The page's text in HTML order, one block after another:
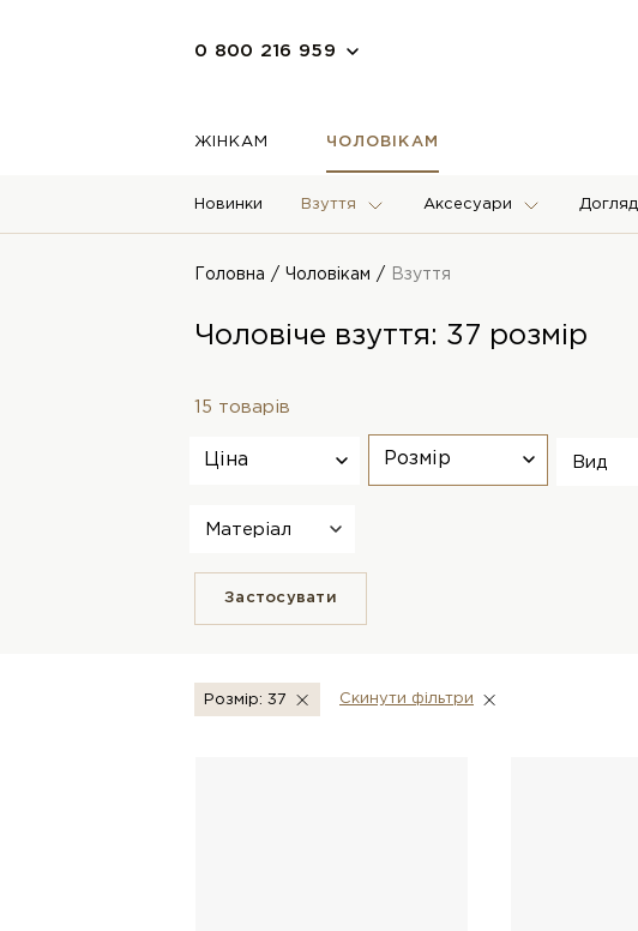
0 800 216 959
ЖІНКАМ ЧОЛОВІКАМ
Новинки Взуття Аксесуари Догляд
Головна Чоловікам Взуття
Чоловіче взуття: 37 розмір
15 товарів
Ціна Розмір Вид
Матеріал
Застосувати
Розмір: 37 Скинути фiльтри